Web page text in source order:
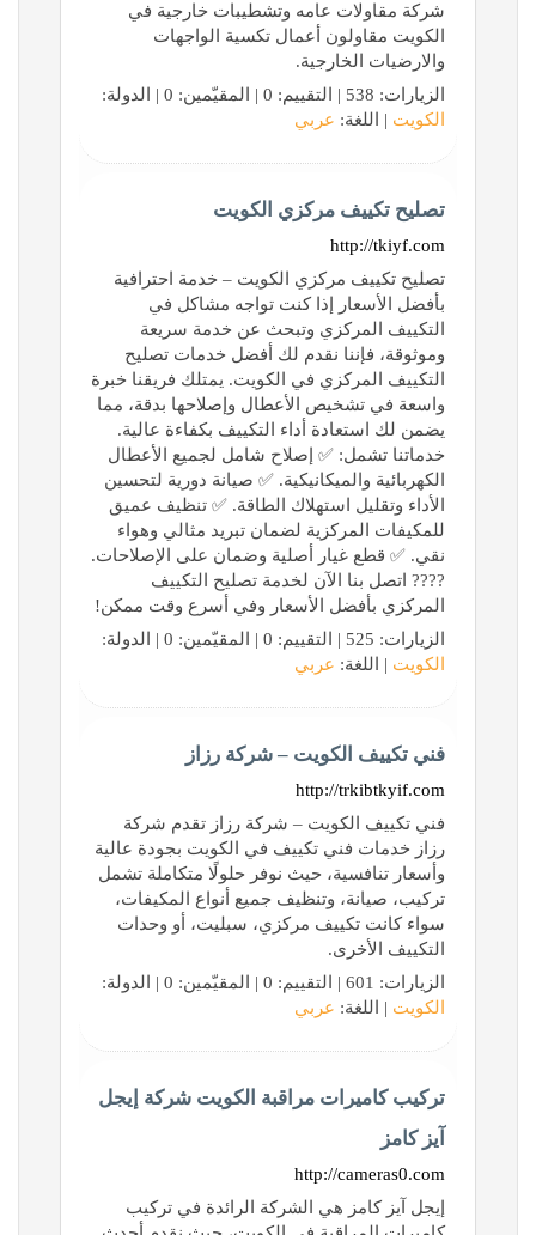
شركة مقاولات عامه وتشطيبات خارجية في
الكويت مقاولون أعمال تكسية الواجهات
والارضيات الخارجية.
الزيارات: 538 | التقييم: 0 | المقيّمين: 0 | الدولة:
الكويت | اللغة: عربي
تصليح تكييف مركزي الكويت
http://tkiyf.com
تصليح تكييف مركزي الكويت – خدمة احترافية
بأفضل الأسعار إذا كنت تواجه مشاكل في
التكييف المركزي وتبحث عن خدمة سريعة
وموثوقة، فإننا نقدم لك أفضل خدمات تصليح
التكييف المركزي في الكويت. يمتلك فريقنا خبرة
واسعة في تشخيص الأعطال وإصلاحها بدقة، مما
يضمن لك استعادة أداء التكييف بكفاءة عالية.
خدماتنا تشمل: ✅ إصلاح شامل لجميع الأعطال
الكهربائية والميكانيكية. ✅ صيانة دورية لتحسين
الأداء وتقليل استهلاك الطاقة. ✅ تنظيف عميق
للمكيفات المركزية لضمان تبريد مثالي وهواء
نقي. ✅ قطع غيار أصلية وضمان على الإصلاحات.
???? اتصل بنا الآن لخدمة تصليح التكييف
المركزي بأفضل الأسعار وفي أسرع وقت ممكن!
الزيارات: 525 | التقييم: 0 | المقيّمين: 0 | الدولة:
الكويت | اللغة: عربي
فني تكييف الكويت – شركة رزاز
http://trkibtkyif.com
فني تكييف الكويت – شركة رزاز تقدم شركة
رزاز خدمات فني تكييف في الكويت بجودة عالية
وأسعار تنافسية، حيث نوفر حلولًا متكاملة تشمل
تركيب، صيانة، وتنظيف جميع أنواع المكيفات،
سواء كانت تكييف مركزي، سبليت، أو وحدات
التكييف الأخرى.
الزيارات: 601 | التقييم: 0 | المقيّمين: 0 | الدولة:
الكويت | اللغة: عربي
تركيب كاميرات مراقبة الكويت شركة إيجل
آيز كامز
http://cameras0.com
إيجل آيز كامز هي الشركة الرائدة في تركيب